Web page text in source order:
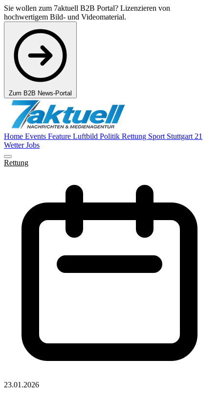
Sie wollen zum 7aktuell B2B Portal? Lizenzieren von
hochwertigem Bild- und Videomaterial.
Zum B2B News-Portal
Home Events Feature Luftbild Politik Rettung Sport Stuttgart 21
WetterJobs
Rettung
23.01.2026